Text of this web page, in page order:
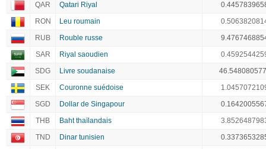
QAR
Qatari Riyal
RON
Leu roumain
RUB
Rouble russe
SAR
Riyal saoudien
SDG
Livre soudanaise
SEK
Couronne suédoise
SGD
Dollar de Singapour
THB
Baht thaïlandais
TND
Dinar tunisien